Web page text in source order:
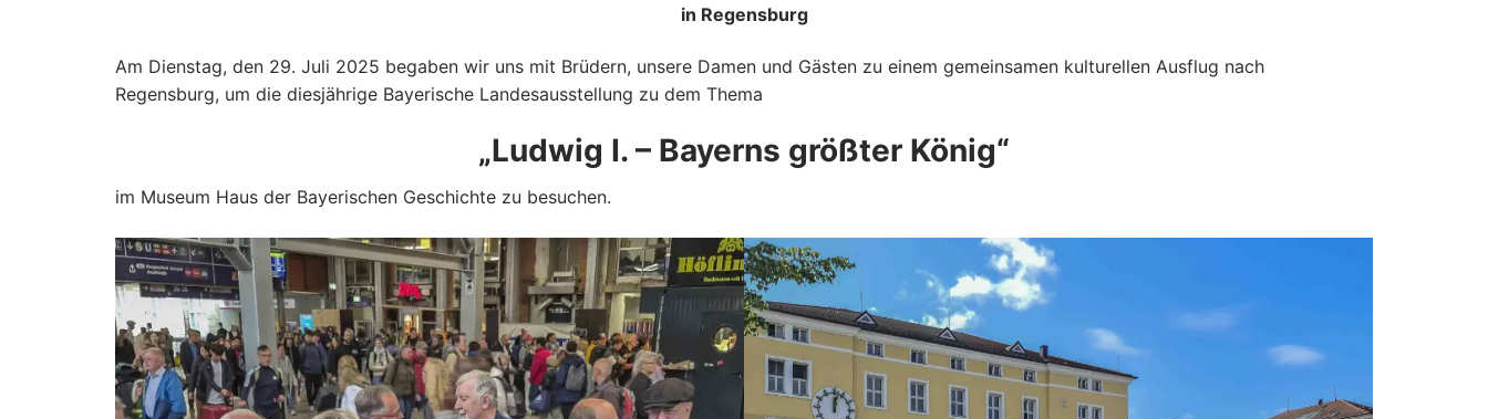
in Regensburg
Am Dienstag, den 29. Juli 2025 begaben wir uns mit Brüdern, unsere Damen und Gästen zu einem gemeinsamen kulturellen Ausflug nach
Regensburg, um die diesjährige Bayerische Landesausstellung zu dem Thema
„Ludwig I. – Bayerns größter König“
im Museum Haus der Bayerischen Geschichte zu besuchen.